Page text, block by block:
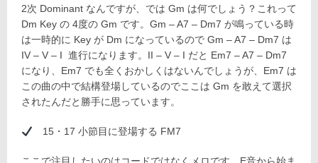
2次 Dominant なんですが、では Gm は何でしょう？これって
Dm Key の 4度の Gm です。Gm – A7 – Dm7 が鳴っている時
は一時的に Key が Dm になっているので Gm – A7 – Dm7 は
IV – V – I 進行になります。II – V – I だと Em7 – A7 – Dm7
になり、Em7 でも全くおかしくはないんでしょうが、Em7 は
この曲の中で結構登場しているのでここは Gm を敢えて選択
されたんだと勝手に思っています。
15・17 小節目に登場する FM7